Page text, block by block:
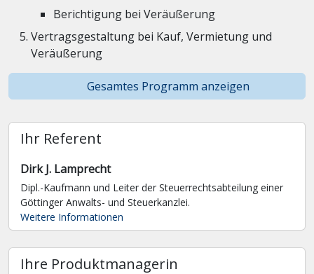
Berichtigung bei Veräußerung
Vertragsgestaltung bei Kauf, Vermietung und
Veräußerung
Gesamtes Programm anzeigen
Ihr Referent
Dirk J. Lamprecht
Dipl.-Kaufmann und Leiter der Steuerrechtsabteilung einer
Göttinger Anwalts- und Steuerkanzlei.
Weitere Informationen
Ihre Produktmanagerin